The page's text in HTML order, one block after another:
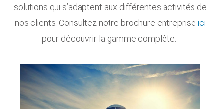
solutions qui s’adaptent aux différentes activités de
nos clients. Consultez notre brochure entreprise ici
pour découvrir la gamme complète.